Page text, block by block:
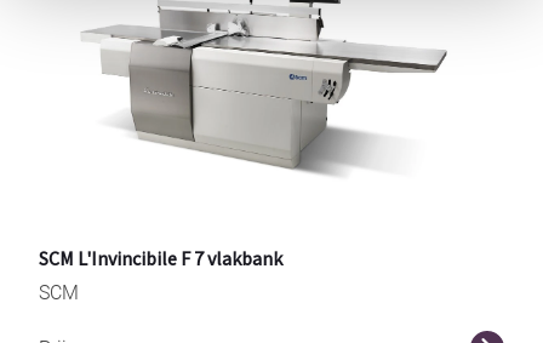
SCM L'Invincibile F 7 vlakbank
SCM